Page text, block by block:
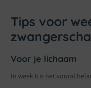
Tips voor
Voor je lichaam
In week 6 is het vooral